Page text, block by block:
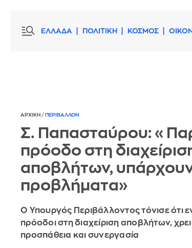
ΕΛΛΑΔΑ ΠΟΛΙΤΙΚΗ ΚΟΣΜΟΣ
ΑΡΧΙΚΗ / ΠΕΡΙΒΑΛΛΟΝ
Σ. Παπασταύρου:
πρόοδο στη
αποβλήτων,
προβλήματα»
Ο Υπουργός Περιβάλλοντος τόνισε ότι
πρόοδοι στη διαχείριση αποβλήτων,
προσπάθεια και συνεργασία